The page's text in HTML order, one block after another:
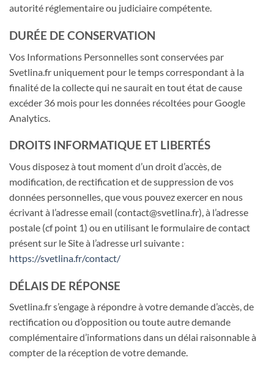
autorité réglementaire ou judiciaire compétente.
DURÉE DE CONSERVATION
Vos Informations Personnelles sont conservées par
Svetlina.fr uniquement pour le temps correspondant à la
finalité de la collecte qui ne saurait en tout état de cause
excéder 36 mois pour les données récoltées pour Google
Analytics.
DROITS INFORMATIQUE ET LIBERTÉS
Vous disposez à tout moment d’un droit d’accès, de
modification, de rectification et de suppression de vos
données personnelles, que vous pouvez exercer en nous
écrivant à l’adresse email (contact@svetlina.fr), à l’adresse
postale (cf point 1) ou en utilisant le formulaire de contact
présent sur le Site à l’adresse url suivante :
https://svetlina.fr/contact/
DÉLAIS DE RÉPONSE
Svetlina.fr s’engage à répondre à votre demande d’accès, de
rectification ou d’opposition ou toute autre demande
complémentaire d’informations dans un délai raisonnable à
compter de la réception de votre demande.